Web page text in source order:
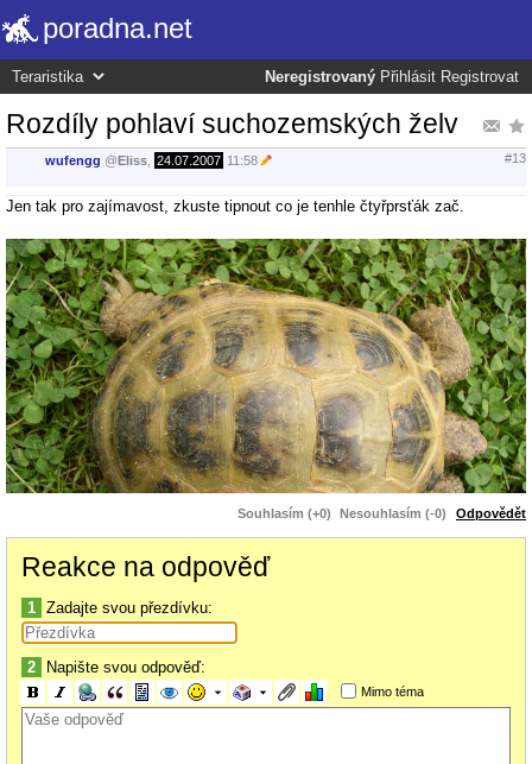
poradna.net
Neregistrovaný Přihlásit Registrovat
Rozdíly pohlaví suchozemských želv
wufengg @Eliss 24.07.2007 11:58 #13
Jen tak pro zajímavost, zkuste tipnout co je tenhle čtyřprsťák zač.
Souhlasím (+0) Nesouhlasím (-0) Odpovědět
Reakce na odpověď
1 Zadajte svou přezdívku:
2 Napište svou odpověď:
Mimo téma